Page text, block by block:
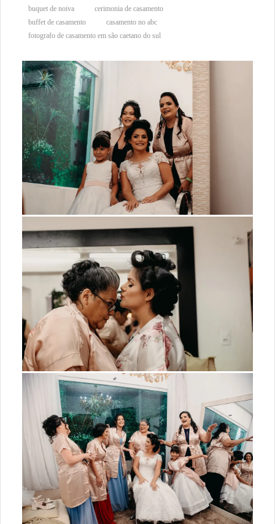
buquet de noiva
cerimonia de casamento
buffet de casamento
casamento no abc
fotografo de casamento em são caetano do sul